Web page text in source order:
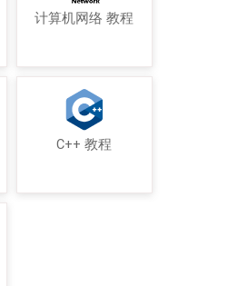
计算机网络 教程
C++ 教程